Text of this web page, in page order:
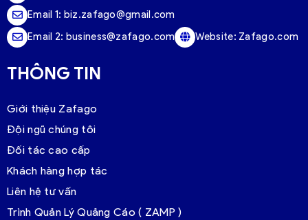
Email 1: biz.zafago@gmail.com
Email 2: business@zafago.com Website: Zafago.com
THÔNG TIN
Giới thiệu Zafago
Đội ngũ chúng tôi
Đối tác cao cấp
Khách hàng hợp tác
Liên hệ tư vấn
Trình Quản Lý Quảng Cáo ( ZAMP )